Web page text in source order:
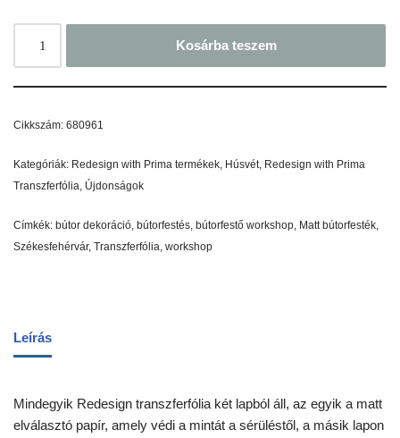
Kosárba teszem
Cikkszám: 680961
Kategóriák: Redesign with Prima termékek, Húsvét, Redesign with Prima
Transzferfólia, Újdonságok
Címkék: bútor dekoráció, bútorfestés, bútorfestő workshop, Matt bútorfesték,
Székesfehérvár, Transzferfólia, workshop
Leírás
Mindegyik Redesign transzferfólia két lapból áll, az egyik a matt
elválasztó papír, amely védi a mintát a sérüléstől, a másik lapon